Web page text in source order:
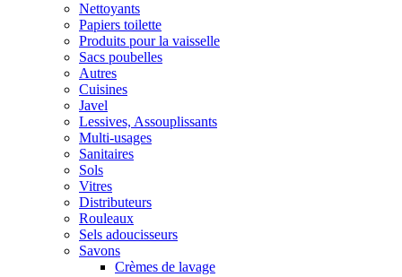
Nettoyants
Papiers toilette
Produits pour la vaisselle
Sacs poubelles
Autres
Cuisines
Javel
Lessives, Assouplissants
Multi-usages
Sanitaires
Sols
Vitres
Distributeurs
Rouleaux
Sels adoucisseurs
Savons
Crèmes de lavage